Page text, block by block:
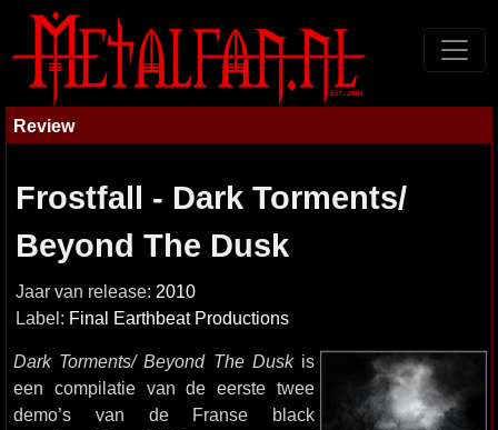
Review
Frostfall - Dark Torments/
Beyond The Dusk
Jaar van release: 2010
Label: Final Earthbeat Productions
Dark Torments/ Beyond The Duskis
een compilatie van de eerste twee
demo’s van de Franse black